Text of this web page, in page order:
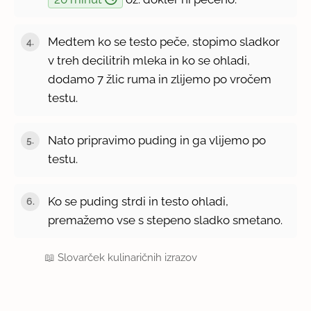
Medtem ko se testo peče, stopimo sladkor
v treh decilitrih mleka in ko se ohladi,
dodamo 7 žlic ruma in zlijemo po vročem
testu.
Nato pripravimo puding in ga vlijemo po
testu.
Ko se puding strdi in testo ohladi,
premažemo vse s stepeno sladko smetano.
📖Slovarček kulinaričnih izrazov